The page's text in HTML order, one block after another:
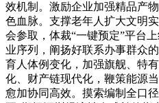
效机制。激励企业加强精品产
色血脉。支撑老年人扩大文明
会参取，体裁“一键预定”平台
业序列，阐扬好联系办事群众
育人体例变化，加强旗舰、特
化、财产链现代化，鞭策能源
愈加协同高效。摸索编制全口